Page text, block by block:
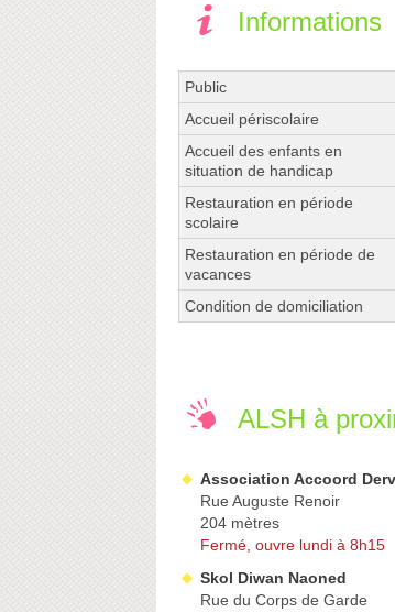
Informations
Public
Accueil périscolaire
Accueil des enfants en
situation de handicap
Restauration en période
scolaire
Restauration en période de
vacances
Condition de domiciliation
ALSH à
Association Accoord
Rue Auguste Renoir
204 mètres
Fermé, ouvre lundi à 8h15
Skol Diwan Naoned
Rue du Corps de Garde